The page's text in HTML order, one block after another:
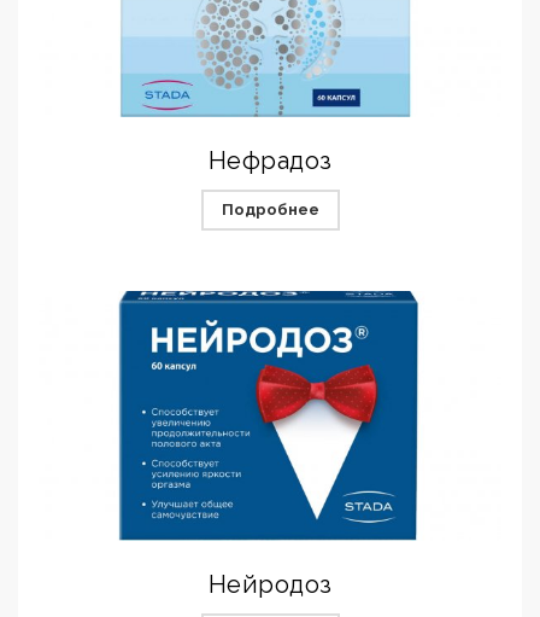
Нефрадоз
Подробнее
Нейродоз